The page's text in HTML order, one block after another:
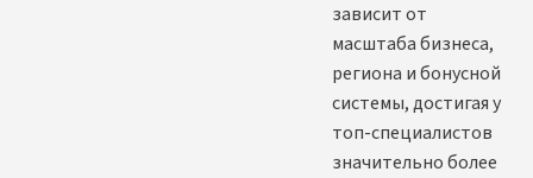
зависит от
масштаба бизнеса,
региона и бонусной
системы, достигая у
топ-специалистов
значительно более